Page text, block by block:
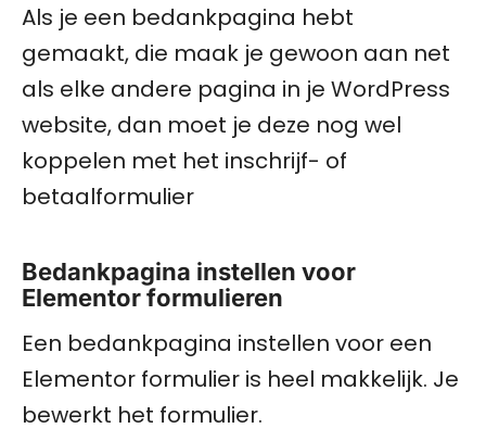
Als je een bedankpagina hebt
gemaakt, die maak je gewoon aan net
als elke andere pagina in je WordPress
website, dan moet je deze nog wel
koppelen met het inschrijf- of
betaalformulier
Bedankpagina instellen voor
Elementor formulieren
Een bedankpagina instellen voor een
Elementor formulier is heel makkelijk. Je
bewerkt het formulier.